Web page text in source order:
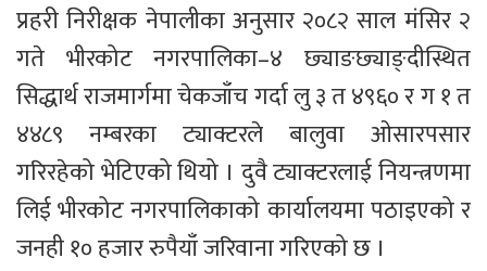
प्रहरी निरीक्षक नेपालीका अनुसार २०८२ साल मंसिर २
गते भीरकोट नगरपालिका–४ छ्याङछ्याङ्दीस्थित
सिद्धार्थ राजमार्गमा चेकजाँच गर्दा लु ३ त ४९६० र ग १ त
४४८९ नम्बरका ट्याक्टरले बालुवा ओसारपसार
गरिरहेको भेटिएको थियो । दुवै ट्याक्टरलाई नियन्त्रणमा
लिई भीरकोट नगरपालिकाको कार्यालयमा पठाइएको र
जनही १० हजार रुपैयाँ जरिवाना गरिएको छ ।